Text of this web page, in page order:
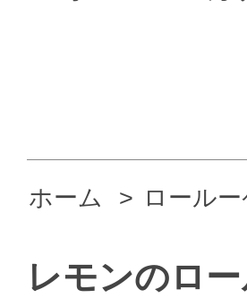
ホーム > ロール
レモンのロ